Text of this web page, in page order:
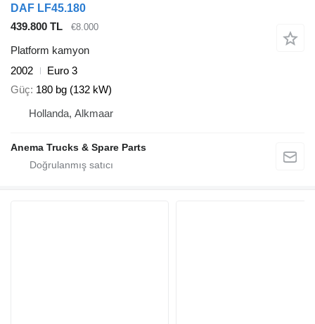
DAF LF45.180
439.800 TL
€8.000
Platform kamyon
2002
Euro 3
Güç 180 bg (132 kW)
Hollanda, Alkmaar
Anema Trucks & Spare Parts